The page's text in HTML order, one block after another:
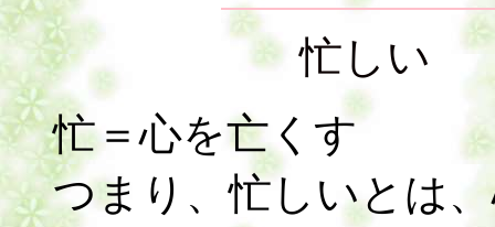
忙し
忙＝心を亡くす
つまり、忙しいとは